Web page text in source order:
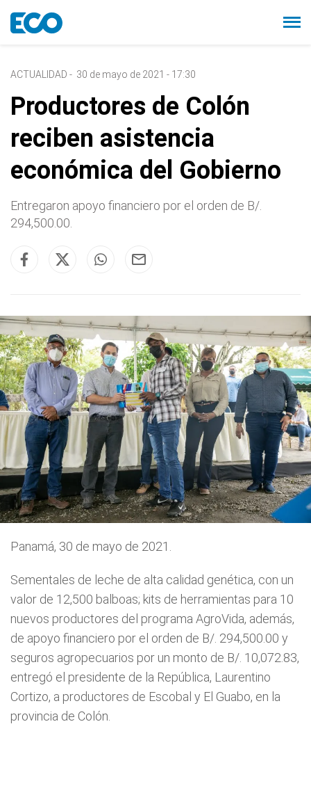
ACTUALIDAD - 30 de mayo de 2021 - 17:30
Productores de Colón
reciben asistencia
económica del Gobierno
Entregaron apoyo financiero por el orden de B/.
294,500.00.
Panamá, 30 de mayo de 2021.
Sementales de leche de alta calidad genética, con un
valor de 12,500 balboas; kits de herramientas para 10
nuevos productores del programa AgroVida, además,
de apoyo financiero por el orden de B/. 294,500.00 y
seguros agropecuarios por un monto de B/. 10,072.83,
entregó el presidente de la República, Laurentino
Cortizo, a productores de Escobal y El Guabo, en la
provincia de Colón.